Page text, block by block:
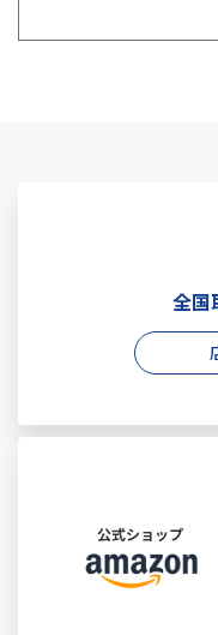
全国
公式ショップ